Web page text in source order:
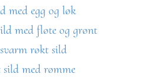
med egg og løk
med fløte og grønt
røkt sild
sild med rømme